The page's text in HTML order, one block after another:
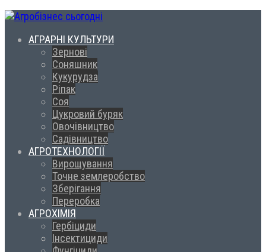
АГРАРНІ КУЛЬТУРИ
Зернові
Соняшник
Кукурудза
Ріпак
Соя
Цукровий буряк
Овочівництво
Садівництво
АГРОТЕХНОЛОГІЇ
Вирощування
Точне землеробство
Зберігання
Переробка
АГРОХІМІЯ
Гербіциди
Інсектициди